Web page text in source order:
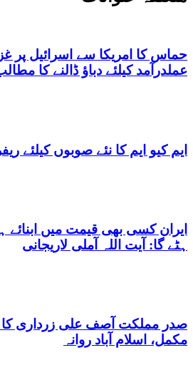
حماس کا امریکا سے اسرائیل پر
عملدرآمد کیلئے دباؤ ڈالنے کا
ایم کیو ایم کا نئے صوبوں کیلئے
ایران کسی بھی قیمت میں ابنائے
ہٹے گا: آیت اللہ آملی لاریجانی
صدر مملکت آصف علی زرداری کا
مکمل، اسلام آباد روانہ